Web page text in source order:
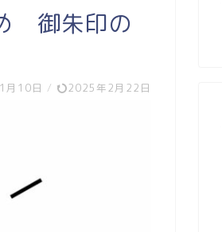
御朱印の
月10日 / 2025年2月22日